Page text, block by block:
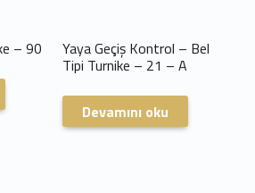
– 90 Yaya Geçiş Kontrol – Bel
Tipi Turnike – 21 – A
Devamını oku